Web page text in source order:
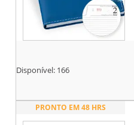
Disponível: 166
PRONTO EM 48 HRS